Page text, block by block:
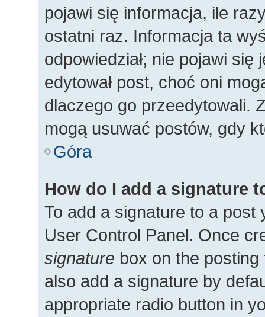
pojawi się informacja, ile
ostatni raz. Informacja ta
odpowiedział; nie pojawi
edytował post, choć oni
dlaczego go przeedytowali.
mogą usuwać postów, gdy
Góra
How do I add a signature
To add a signature to a
User Control Panel. Once
signature box on the
also add a signature by
appropriate radio button in